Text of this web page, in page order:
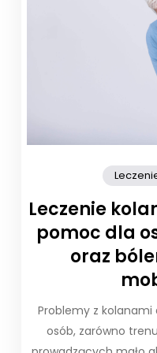
Leczenie
pomoc dla
oraz
Problemy z kolanami
osób, zarówno